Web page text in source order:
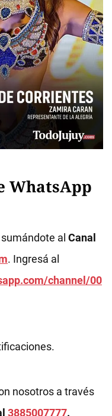
WhatsApp
al Canal
. Ingresá al
channel/00
nosotros a través
3885007777.